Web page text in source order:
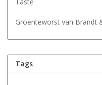
Taste
Groenteworst van Brandt
Tags